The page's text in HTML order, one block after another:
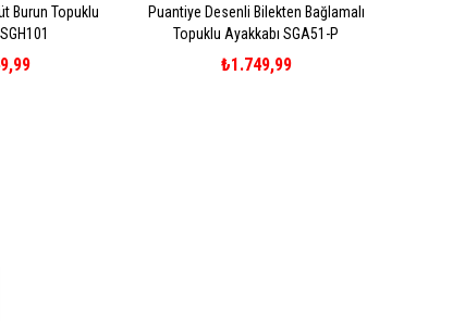
Burun Topuklu
Puantiye Desenli Bilekten Bağlamalı
Topuklu Ayakkabı SGA51-P
₺1.749,99